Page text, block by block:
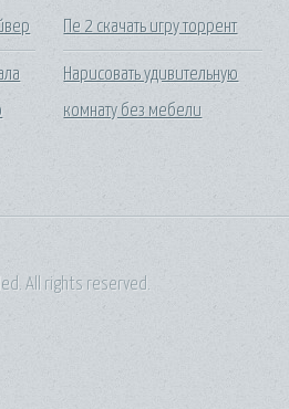
Пе 2 скачать игру торрент
Нарисовать удивительную
комнату без мебели
All rights reserved.